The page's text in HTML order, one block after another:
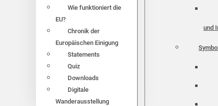
Wie funktioniert die
EU?
Chronik der
Europäischen Einigung
Statements
Quiz
Downloads
Digitale
Wanderausstellung
und